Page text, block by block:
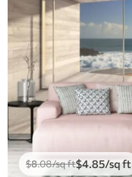
$8.08/sq ft$4.85/sq ft